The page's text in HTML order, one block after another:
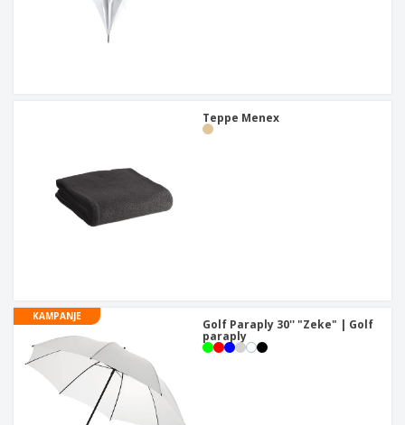
Teppe Menex
KAMPANJE
Golf Paraply 30'' "Zeke" | Golf
paraply